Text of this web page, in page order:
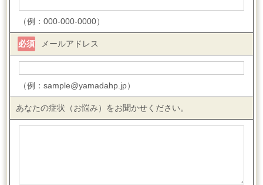
（例：000-000-0000）
メールアドレス
必須
（例：sample@yamadahp.jp）
あなたの症状（お悩み）をお聞かせください。